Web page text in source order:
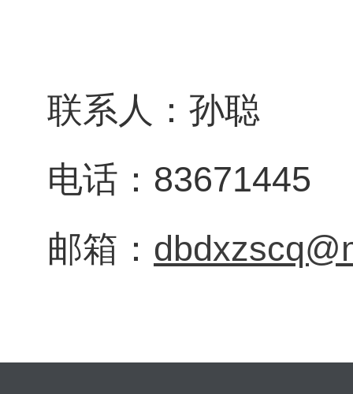
联系人：孙聪
电话：83671445
邮箱：